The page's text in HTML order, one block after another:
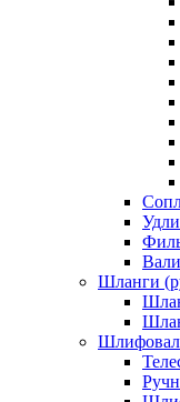
Шланги